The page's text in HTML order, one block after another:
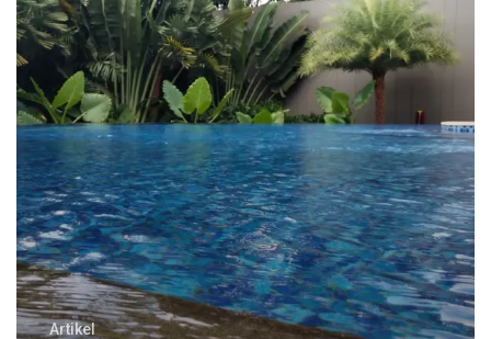
di
BATAM
CENTER
Artikel